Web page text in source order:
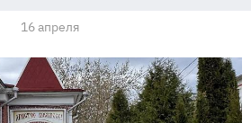
16 апреля